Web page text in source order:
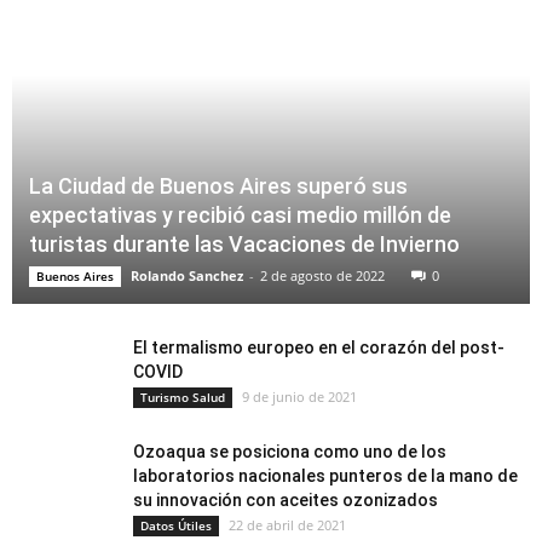
La Ciudad de Buenos Aires superó sus
expectativas y recibió casi medio millón de
turistas durante las Vacaciones de Invierno
Buenos Aires Rolando Sanchez - 2 de agosto de 2022 0
El termalismo europeo en el corazón del post-
COVID
Turismo Salud 9 de junio de 2021
Ozoaqua se posiciona como uno de los
laboratorios nacionales punteros de la mano de
su innovación con aceites ozonizados
Datos Útiles 22 de abril de 2021